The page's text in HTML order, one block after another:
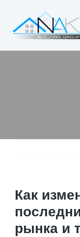
content
Commercial
Developments
Как
рынка и